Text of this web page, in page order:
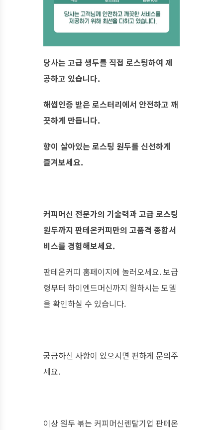
당사는 고급 생두를 직접 로스팅하여 제
공하고 있습니다.
해썹인증 받은 로스터리에서 안전하고 깨
끗하게 만듭니다.
향이 살아있는 로스팅 원두를 신선하게
즐겨보세요.
커피머신 전문가의 기술력과 고급 로스팅
원두까지 판테온커피만의 고품격 종합서
비스를 경험해보세요.
판테온커피 홈페이지에 놀러오세요. 보급
형부터 하이엔드머신까지 원하시는 모델
을 확인하실 수 있습니다.
궁금하신 사항이 있으시면 편하게 문의주
세요.
이상 원두 볶는 커피머신렌탈기업 판테온